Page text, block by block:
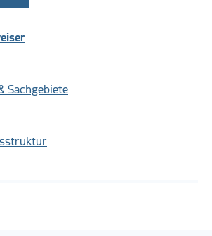
Sachgebiete